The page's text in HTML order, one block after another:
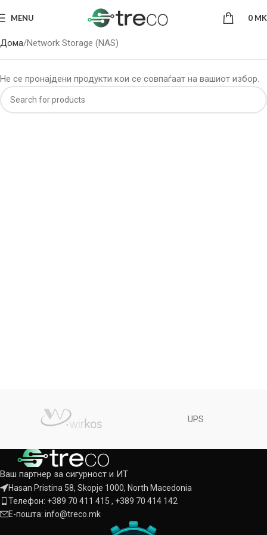
MENU 0
Дома Network Storage (NAS)
Не се пронајдени продукти кои се совпаѓаат на вашиот избор.
UPS
Ваш партнер за сигурност и ИТ
Hasan Pristina 58, Skopje 1000, North Macedonia
Телефон: +389 70 411 415 , +389 70 414 142
Е-пошта: info@treco.mk